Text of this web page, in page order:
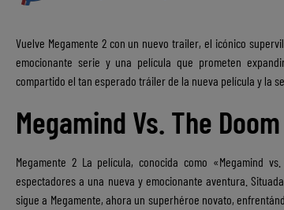
Vuelve Megamente 2 con un nuevo trailer, el icónico
emocionante serie y una película que prometen
compartido el tan esperado tráiler de la nueva película y la
Megamind Vs. The
Megamente 2 La película, conocida como «Megamind
espectadores a una nueva y emocionante aventura.
sigue a Megamente, ahora un superhéroe novato,